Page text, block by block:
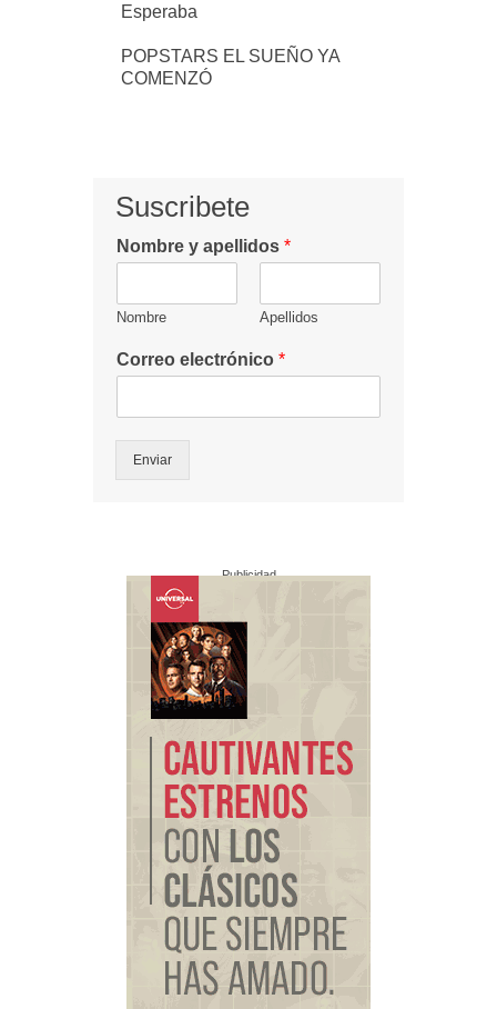
Esperaba
POPSTARS EL SUEÑO YA
COMENZÓ
Suscribete
Nombre y apellidos *
Nombre Apellidos
Correo electrónico *
Enviar
Publicidad